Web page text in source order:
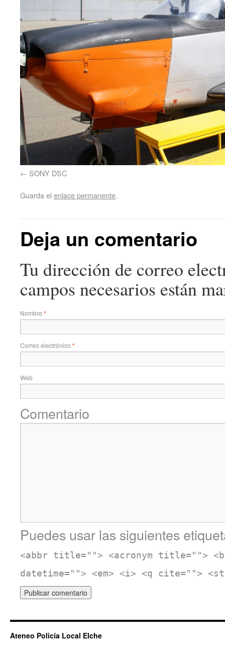
SONY DSC
Guarda el enlace permanente.
Deja un comentario
Tu dirección de correo
campos necesarios están
Nombre *
Correo electrónico *
Web
Comentario
Puedes usar las siguientes
<abbr title=""> <acronym title="">
datetime=""> <em> <i> <q cite="">
Ateneo Policía Local Elche